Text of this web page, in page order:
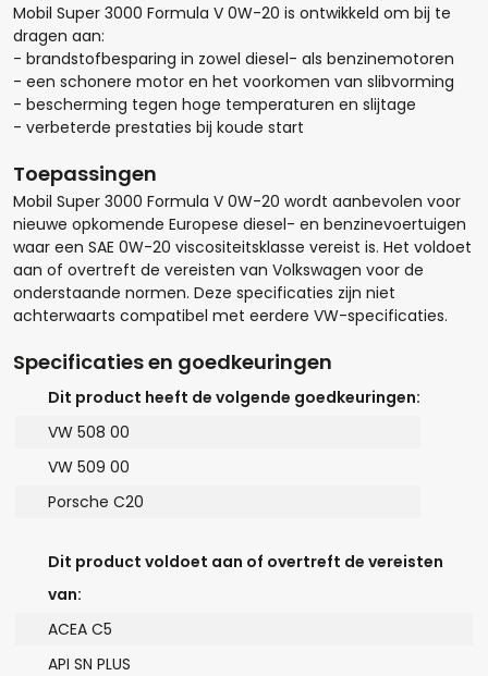
Mobil Super 3000 Formula V 0W-20 is ontwikkeld om bij te
dragen aan:
- brandstofbesparing in zowel diesel- als benzinemotoren
- een schonere motor en het voorkomen van slibvorming
- bescherming tegen hoge temperaturen en slijtage
- verbeterde prestaties bij koude start
Toepassingen
Mobil Super 3000 Formula V 0W-20 wordt aanbevolen voor
nieuwe opkomende Europese diesel- en benzinevoertuigen
waar een SAE 0W-20 viscositeitsklasse vereist is. Het voldoet
aan of overtreft de vereisten van Volkswagen voor de
onderstaande normen. Deze specificaties zijn niet
achterwaarts compatibel met eerdere VW-specificaties.
Specificaties en goedkeuringen
Dit product heeft de volgende goedkeuringen:
VW 508 00
VW 509 00
Porsche C20
Dit product voldoet aan of overtreft de vereisten
van:
ACEA C5
API SN PLUS
Aantal
- +
Opmerkingen:
Telefoonnummer: